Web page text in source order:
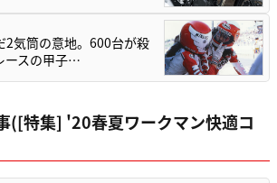
2気筒の意地。600台が殺
ースの甲子…
([特集] '20春夏ワークマン快適コ